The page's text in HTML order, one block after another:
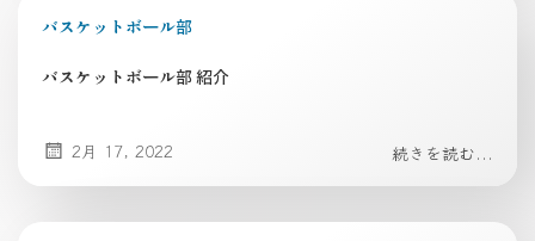
バスケットボール部
バスケットボール部 紹介
2月 17, 2022 続きを読む...